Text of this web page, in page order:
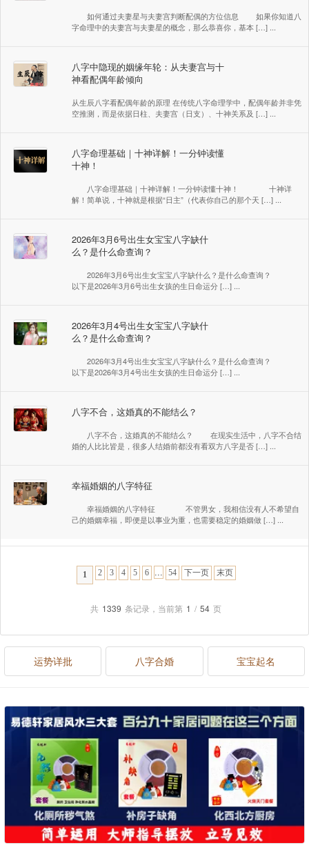
如何通过夫妻星与夫妻宫判断配偶的方位信息 如果你知道八
字命理中的夫妻宫与夫妻星的概念，那么恭喜你，基本 […] ...
八字中隐现的姻缘年轮：从夫妻宫与十
神看配偶年龄倾向
从生辰八字看配偶年龄的原理 在传统八字命理学中，配偶年龄并非凭
空推测，而是依据日柱、夫妻宫（日支）、十神关系及 […] ...
八字命理基础｜十神详解！一分钟读懂
十神！
八字命理基础｜十神详解！一分钟读懂十神！ 十神详
解！简单说，十神就是根据“日主”（代表你自己的那个天 […] ...
2026年3月6号出生女宝宝八字缺什
么？是什么命查询？
2026年3月6号出生女宝宝八字缺什么？是什么命查询？
以下是2026年3月6号出生女孩的生日命运分 […] ...
2026年3月4号出生女宝宝八字缺什
么？是什么命查询？
2026年3月4号出生女宝宝八字缺什么？是什么命查询？
以下是2026年3月4号出生女孩的生日命运分 […] ...
八字不合，这婚真的不能结么？
八字不合，这婚真的不能结么？ 在现实生活中，八字不合结
婚的人比比皆是，很多人结婚前都没有看双方八字是否 […] ...
幸福婚姻的八字特征
幸福婚姻的八字特征 不管男女，我相信没有人不希望自
己的婚姻幸福，即便是以事业为重，也需要稳定的婚姻做 […] ...
1 2 3 4 5 6 ... 54 下一页 末页
共 1339 条记录，当前第 1 / 54 页
运势详批 八字合婚 宝宝起名